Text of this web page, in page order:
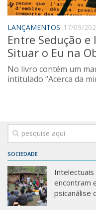
Seções
Mural do IP
Perfil
Commentor
Lançamento
Gênero
Alfabetização
Transtorno do
Contato
Quem somos
LANÇAMENTOS 17/09/
Entre Sedução
Situar o Eu na
No livro contém um
intitulado “Acerca da
SOCIEDADE
Intelectuais
encontram
psicanálise